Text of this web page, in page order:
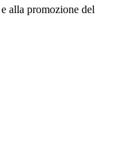
alla promozione del